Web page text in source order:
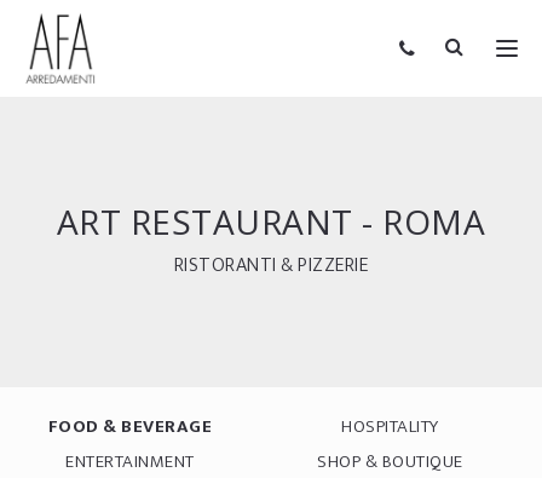
ART RESTAURANT - ROMA
RISTORANTI & PIZZERIE
FOOD & BEVERAGE
HOSPITALITY
ENTERTAINMENT
SHOP & BOUTIQUE